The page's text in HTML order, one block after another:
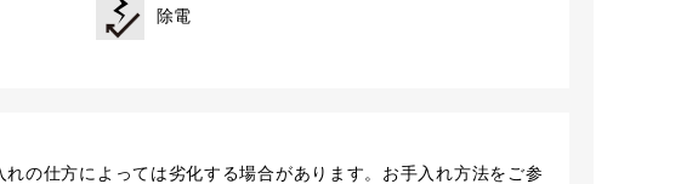
除電
れの仕方によっては劣化する場合があります。お手入れ方法をご参